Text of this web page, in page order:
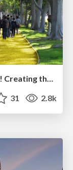
Templates, Plugins, & Blocks: Oh My! Creating the theme that thinks of everything
31 2.8k